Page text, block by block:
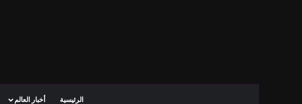
الرئيسية أخبار العالم